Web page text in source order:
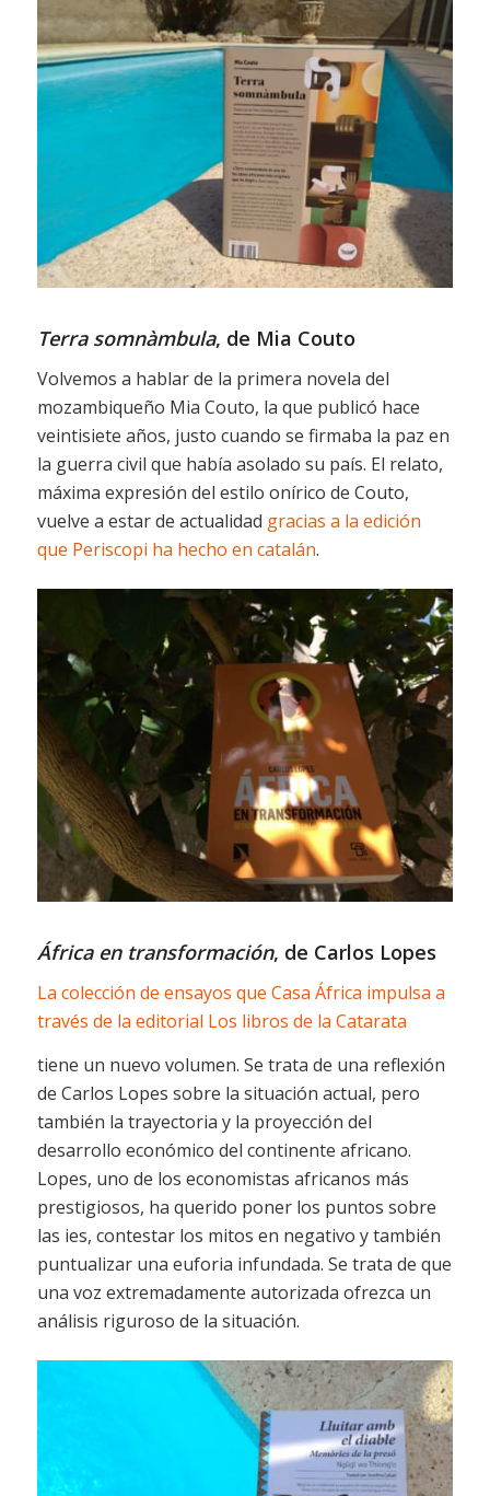
Terra somnàmbula, de Mia Couto
Volvemos a hablar de la primera novela del
mozambiqueño Mia Couto, la que publicó hace
veintisiete años, justo cuando se firmaba la paz en
la guerra civil que había asolado su país. El relato,
máxima expresión del estilo onírico de Couto,
vuelve a estar de actualidad gracias a la edición
que Periscopi ha hecho en catalán.
África en transformación, de Carlos Lopes
La colección de ensayos que Casa África impulsa a
través de la editorial Los libros de la Catarata
tiene un nuevo volumen. Se trata de una reflexión
de Carlos Lopes sobre la situación actual, pero
también la trayectoria y la proyección del
desarrollo económico del continente africano.
Lopes, uno de los economistas africanos más
prestigiosos, ha querido poner los puntos sobre
las ies, contestar los mitos en negativo y también
puntualizar una euforia infundada. Se trata de que
una voz extremadamente autorizada ofrezca un
análisis riguroso de la situación.